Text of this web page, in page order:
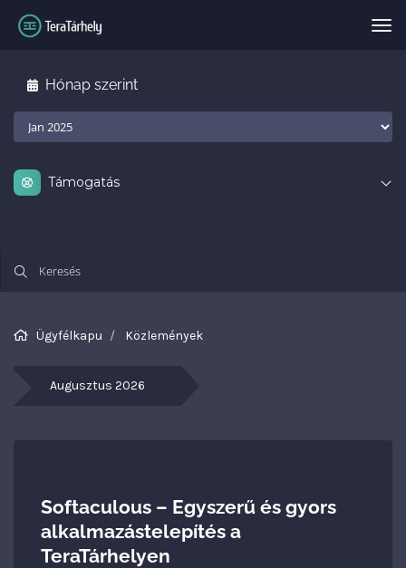
Hónap szerint
Támogatás
Ügyfélkapu Közlemények
Augusztus 2026
Softaculous – Egyszerű és gyors
alkalmazástelepítés a
TeraTárhelyen